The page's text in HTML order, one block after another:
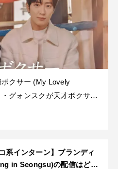
ボクサー (My Lovely
グォンスクが天才ボクサー
も、冷血なエージェントと
サー(Brandin
系インターン】ブランディ
in Seongsu)の配信はどこ